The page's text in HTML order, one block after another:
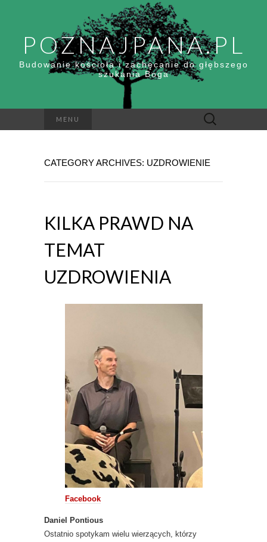
POZNAJPANA.PL
Budowanie kościoła i zachęcanie do głębszego
szukania Boga
MENU Szukaj:
CATEGORY ARCHIVES: UZDROWIENIE
KILKA PRAWD NA
TEMAT
UZDROWIENIA
Facebook
Daniel Pontious
Ostatnio spotykam wielu wierzących, którzy